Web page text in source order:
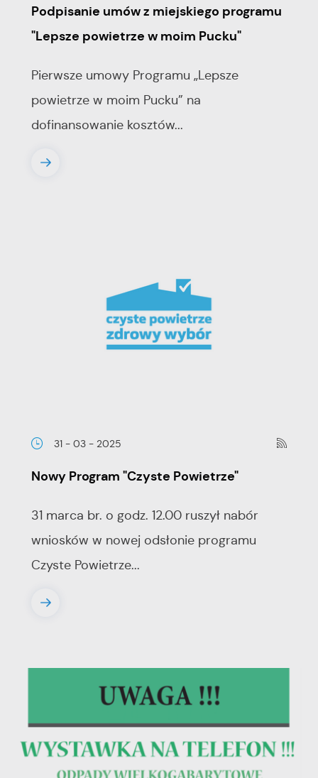
Podpisanie umów z miejskiego programu
"Lepsze powietrze w moim Pucku"
Pierwsze umowy Programu „Lepsze
powietrze w moim Pucku” na
dofinansowanie kosztów...
31 - 03 - 2025
Nowy Program "Czyste Powietrze"
31 marca br. o godz. 12.00 ruszył nabór
wniosków w nowej odsłonie programu
Czyste Powietrze...